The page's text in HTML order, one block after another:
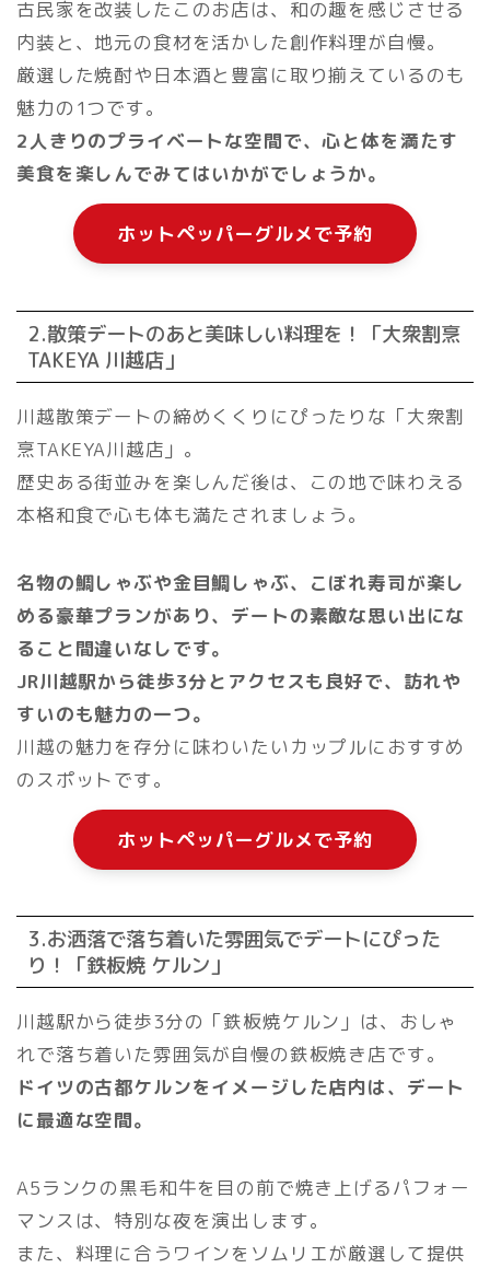
古民家を改装したこのお店は、和の趣を感じさせる
内装と、地元の食材を活かした創作料理が自慢。
厳選した焼酎や日本酒と豊富に取り揃えているのも
魅力の1つです。
2人きりのプライベートな空間で、心と体を満たす
美食を楽しんでみてはいかがでしょうか。
ホットペッパーグルメで予約
2.散策デートのあと美味しい料理を！「大衆割烹
TAKEYA 川越店」
川越散策デートの締めくくりにぴったりな「大衆割
烹TAKEYA川越店」。
歴史ある街並みを楽しんだ後は、この地で味わえる
本格和食で心も体も満たされましょう。
名物の鯛しゃぶや金目鯛しゃぶ、こぼれ寿司が楽し
める豪華プランがあり、デートの素敵な思い出にな
ること間違いなしです。
JR川越駅から徒歩3分とアクセスも良好で、訪れや
すいのも魅力の一つ。
川越の魅力を存分に味わいたいカップルにおすすめ
のスポットです。
ホットペッパーグルメで予約
3.お洒落で落ち着いた雰囲気でデートにぴった
り！「鉄板焼 ケルン」
川越駅から徒歩3分の「鉄板焼ケルン」は、おしゃ
れで落ち着いた雰囲気が自慢の鉄板焼き店です。
ドイツの古都ケルンをイメージした店内は、デート
に最適な空間。
A5ランクの黒毛和牛を目の前で焼き上げるパフォー
マンスは、特別な夜を演出します。
また、料理に合うワインをソムリエが厳選して提供